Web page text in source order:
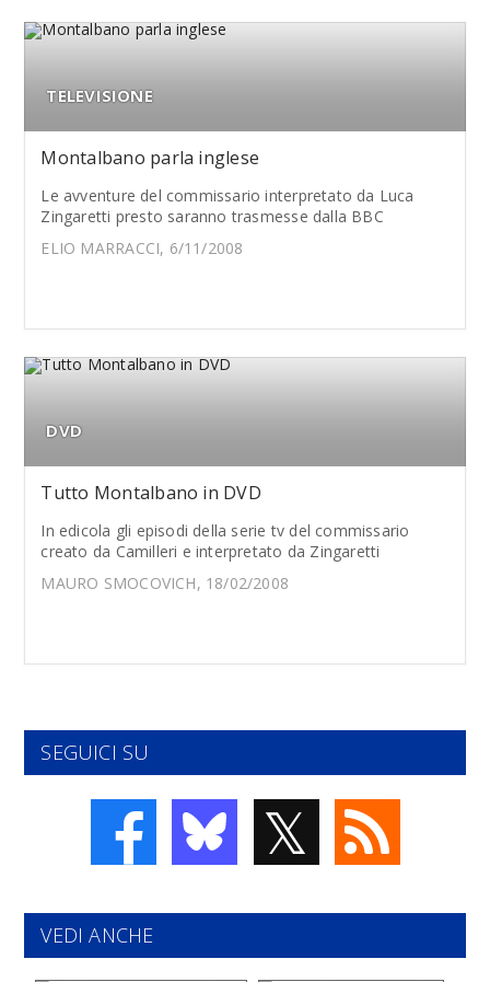
TELEVISIONE
Montalbano parla inglese
Le avventure del commissario interpretato da Luca
Zingaretti presto saranno trasmesse dalla BBC
ELIO MARRACCI, 6/11/2008
DVD
Tutto Montalbano in DVD
In edicola gli episodi della serie tv del commissario
creato da Camilleri e interpretato da Zingaretti
MAURO SMOCOVICH, 18/02/2008
SEGUICI SU
𝕏
VEDI ANCHE